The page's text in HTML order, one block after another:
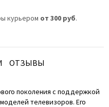
курьером от 300 руб.
ОТЗЫВЫ
поколения с поддержкой
телевизоров. Его